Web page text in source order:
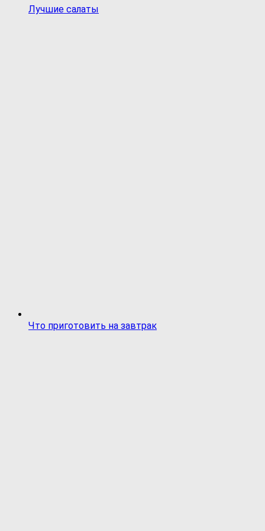
Лучшие салаты
Что приготовить на завтрак